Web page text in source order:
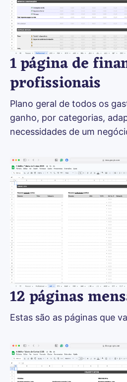
1 página de
profissionais
Plano geral de todos os
ganho, por categorias,
necessidades de um
12 páginas
Estas são as páginas que